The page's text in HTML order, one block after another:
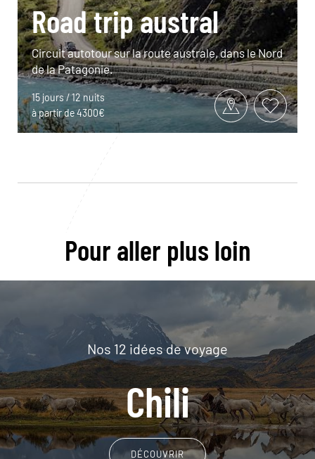
Road trip austral
Circuit autotour sur la route australe, dans le Nord
de la Patagonie.
15 jours / 12 nuits
à partir de 4300€
Pour aller plus loin
Nos 12 idées de voyage
Chili
DÉCOUVRIR